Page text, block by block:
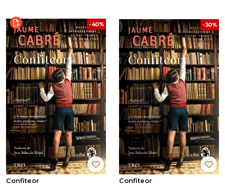
-40%
Confiteor
-30%
Confiteor